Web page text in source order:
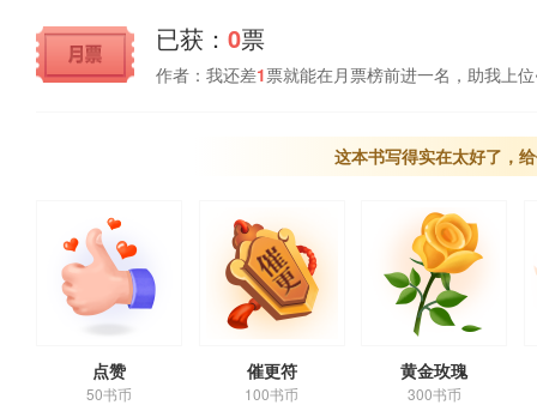
已获： 0票
作者：我还差1票就能在月票榜前进一名，助我上
这本书写得实在太好了，
点赞
50书币
催更符
100书币
黄金玫瑰
300书币